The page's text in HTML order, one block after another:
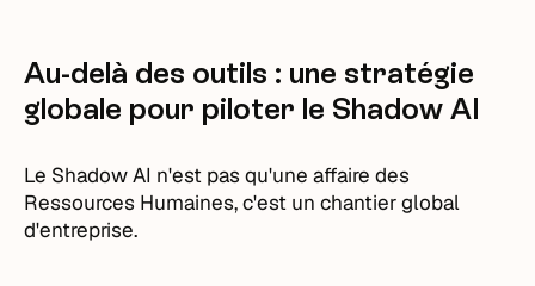
Au-delà des outils : une stratégie
globale pour piloter le Shadow AI
Le Shadow AI n'est pas qu'une affaire des
Ressources Humaines, c'est un chantier global
d'entreprise.